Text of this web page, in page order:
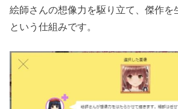
絵師さんの想像力を駆り立て、傑作を
という仕組みです。